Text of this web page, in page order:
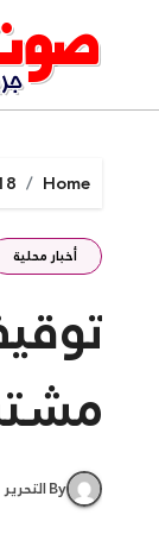
content
Home
أخبار محلية
By التحرير